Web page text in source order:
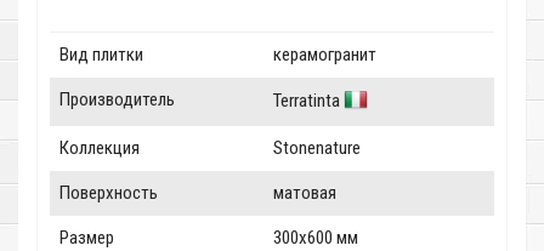
Вид плитки керамогранит
Производитель Terratinta
Коллекция Stonenature
Поверхность матовая
Размер 300x600 мм